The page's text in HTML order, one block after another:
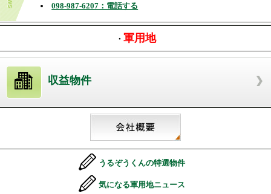
098-987-6207：電話する
・ 軍用地
収益物件
うるぞうくんの特選物件
気になる軍用地ニュース